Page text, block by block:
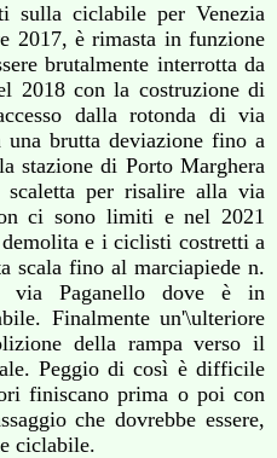
sulla ciclabile per Venezia
2017, è rimasta in funzione
brutalmente interrotta da
2018 con la costruzione di
dalla rotonda di via
brutta deviazione fino a
stazione di Porto Marghera
per risalire alla via
ci sono limiti e nel 2021
demolita e i ciclisti costretti a
scala fino al marciapiede n.
via Paganello dove è in
Finalmente un'\ulteriore
della rampa verso il
Peggio di così è difficile
finiscano prima o poi con
che dovrebbe essere,
ciclabile.